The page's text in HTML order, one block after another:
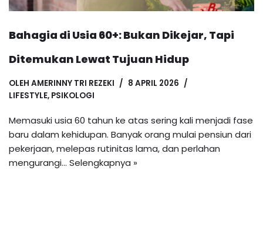
Bahagia di Usia 60+: Bukan Dikejar, Tapi
Ditemukan Lewat Tujuan Hidup
OLEH AMERINNY TRI REZEKI
8 APRIL 2026
LIFESTYLE, PSIKOLOGI
Memasuki usia 60 tahun ke atas sering kali menjadi fase
baru dalam kehidupan. Banyak orang mulai pensiun dari
pekerjaan, melepas rutinitas lama, dan perlahan
mengurangi… Selengkapnya »